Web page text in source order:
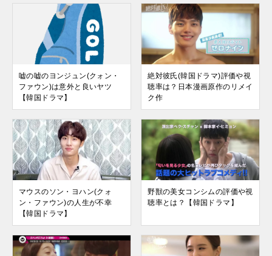
嘘の嘘のヨンジュン(クォン・
ファウン)は意外と良いヤツ
【韓国ドラマ】
絶対彼氏(韓国ドラマ)評価や視
聴率は？日本漫画原作のリメイ
ク作
マウスのソン・ヨハン(クォ
ン・ファウン)の人生が不幸
【韓国ドラマ】
野獣の美女コンシムの評価や視
聴率とは？【韓国ドラマ】